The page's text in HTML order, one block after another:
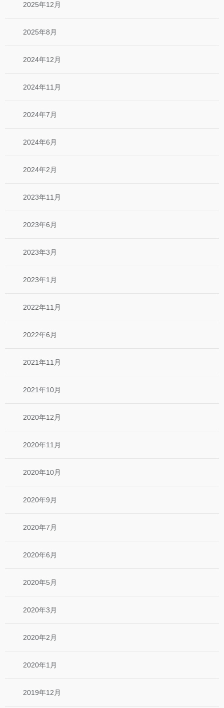
2025年12月
2025年8月
2024年12月
2024年11月
2024年7月
2024年6月
2024年2月
2023年11月
2023年6月
2023年3月
2023年1月
2022年11月
2022年6月
2021年11月
2021年10月
2020年12月
2020年11月
2020年10月
2020年9月
2020年7月
2020年6月
2020年5月
2020年3月
2020年2月
2020年1月
2019年12月